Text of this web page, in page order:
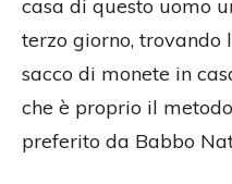
casa di questo uomo
terzo giorno, trovando
sacco di monete in
che è proprio il
preferito da Babbo